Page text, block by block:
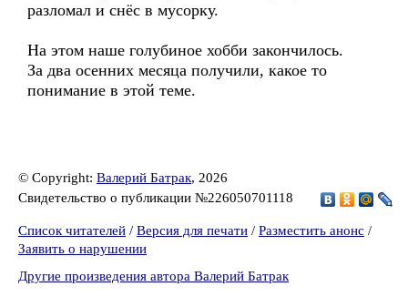
разломал и снёс в мусорку.
На этом наше голубиное хобби закончилось.
За два осенних месяца получили, какое то
понимание в этой теме.
© Copyright: Валерий Батрак, 2026
Свидетельство о публикации №226050701118
Список читателей / Версия для печати / Разместить анонс /
Заявить о нарушении
Другие произведения автора Валерий Батрак